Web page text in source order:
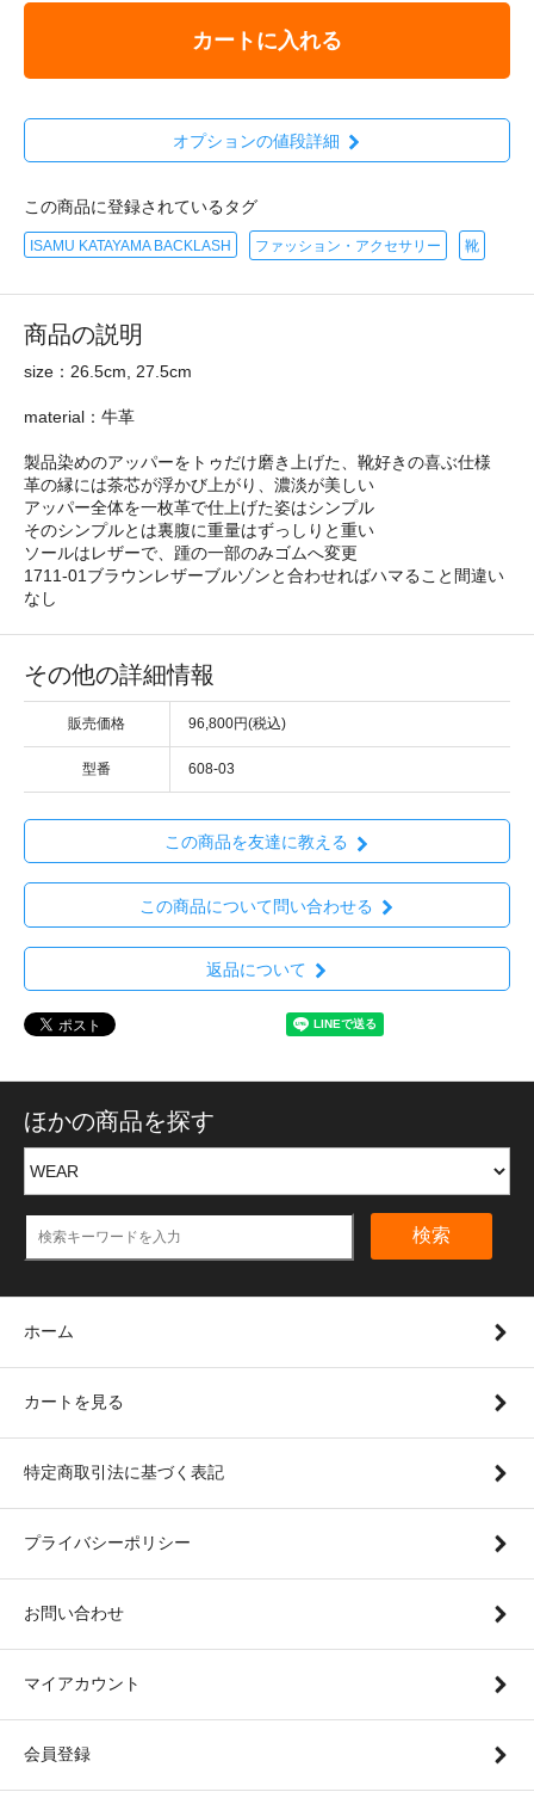
カートに入れる
オプションの値段詳細
この商品に登録されているタグ
ISAMU KATAYAMA BACKLASH ファッション・アクセサリー 靴
商品の説明
size：26.5cm, 27.5cm
material：牛革
製品染めのアッパーをトゥだけ磨き上げた、靴好きの喜ぶ仕様
革の縁には茶芯が浮かび上がり、濃淡が美しい
アッパー全体を一枚革で仕上げた姿はシンプル
そのシンプルとは裏腹に重量はずっしりと重い
ソールはレザーで、踵の一部のみゴムへ変更
1711-01ブラウンレザーブルゾンと合わせればハマること間違い
なし
その他の詳細情報
販売価格 96,800円(税込)
型番 608-03
この商品を友達に教える
この商品について問い合わせる
返品について
ほかの商品を探す
検索
ホーム
カートを見る
特定商取引法に基づく表記
プライバシーポリシー
お問い合わせ
マイアカウント
会員登録